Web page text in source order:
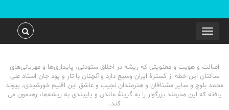
Toggle
navigation
اصالت و هویت و معنویتی که ریشه در اخلاق ستودنی، پایداری‌ها و مهربانی‌های
ساکنان این خطه از گسترۀ ایران وسیع دارد و آنچنان با تار و پود جان استاد علی
محمد بلوچ و سایر مشتاقان و هنرمندان نجیب و عاشق این اقلیم خورشیدی، پیوند
یافته که این هنرمند بزرگوار را به گزینۀ ماندن و پایبندی به ریشه‌ها، رهنمون می
کند.